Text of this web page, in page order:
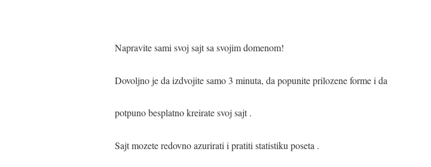
Napravite sami svoj sajt sa svojim domenom!
Dovoljno je da izdvojite samo 3 minuta, da popunite prilozene forme i da
potpuno besplatno kreirate svoj sajt .
Sajt mozete redovno azurirati i pratiti statistiku poseta .